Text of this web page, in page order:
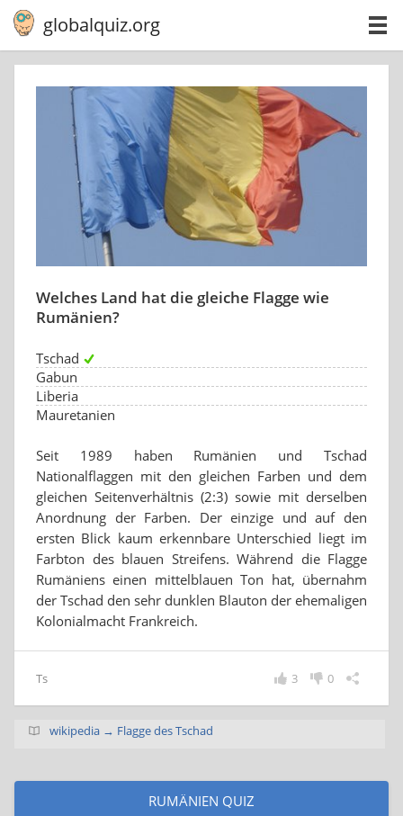
globalquiz.org
Welches Land hat die gleiche Flagge wie
Rumänien?
Tschad
Gabun
Liberia
Mauretanien
Seit 1989 haben Rumänien und Tschad
Nationalflaggen mit den gleichen Farben und dem
gleichen Seitenverhältnis (2:3) sowie mit derselben
Anordnung der Farben. Der einzige und auf den
ersten Blick kaum erkennbare Unterschied liegt im
Farbton des blauen Streifens. Während die Flagge
Rumäniens einen mittelblauen Ton hat, übernahm
der Tschad den sehr dunklen Blauton der ehemaligen
Kolonialmacht Frankreich.
Ts 0
3
wikipedia → Flagge des Tschad
RUMÄNIEN QUIZ